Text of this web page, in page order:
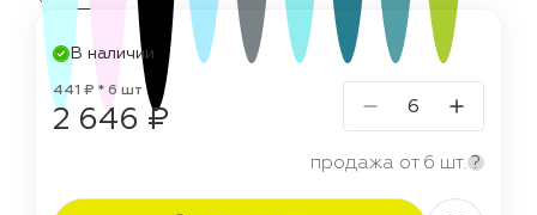
В наличии
441 ₽ * 6 шт
2 646 ₽
продажа от 6 шт. ?